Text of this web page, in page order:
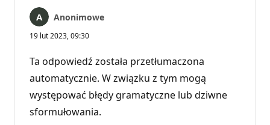
Anonimowe
19 lut 2023, 09:30
Ta odpowiedź została przetłumaczona
automatycznie. W związku z tym mogą
występować błędy gramatyczne lub dziwne
sformułowania.